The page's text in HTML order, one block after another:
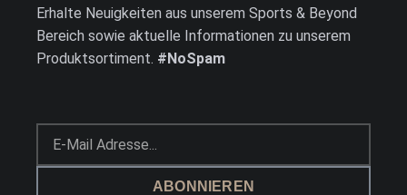
Erhalte Neuigkeiten aus unserem Sports & Beyond
Bereich sowie aktuelle Informationen zu unserem
Produktsortiment. #NoSpam
ABONNIEREN